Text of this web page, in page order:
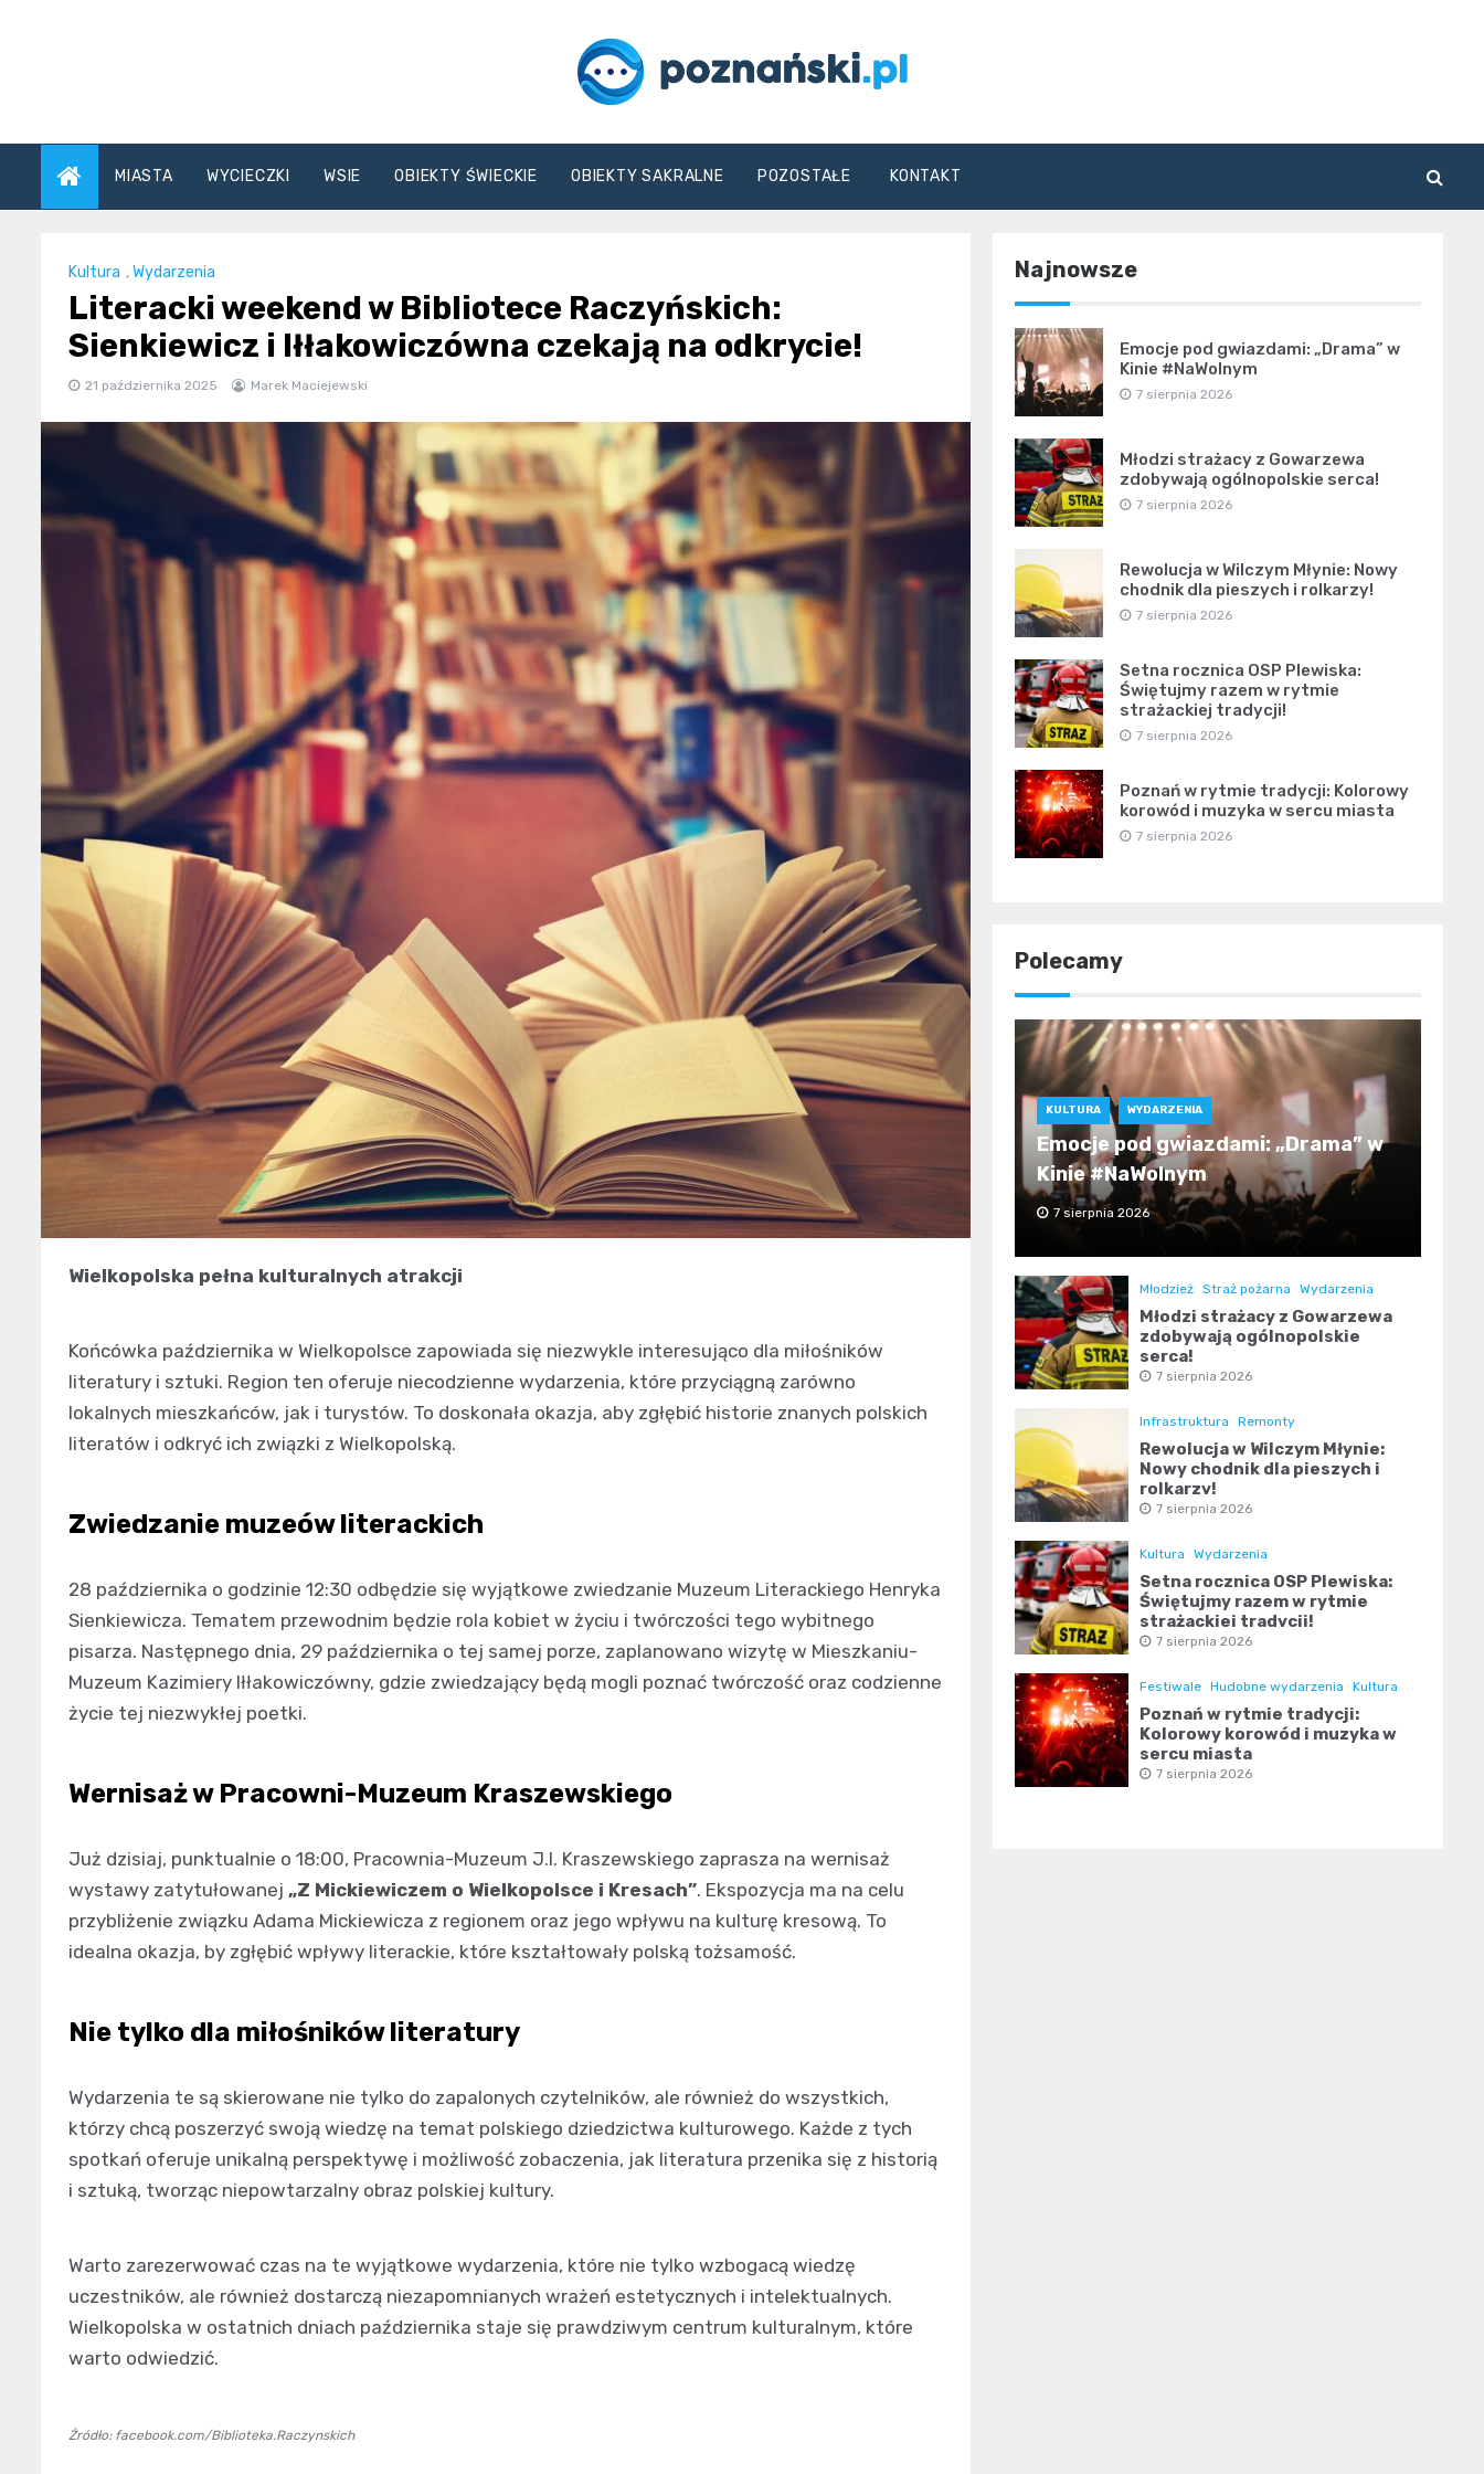
poznanski.pl
MIASTA WYCIECZKI WSIE OBIEKTY ŚWIECKIE OBIEKTY SAKRALNE POZOSTAŁE KONTAKT
Kultura ,Wydarzenia
Literacki weekend w Bibliotece Raczyńskich:
Sienkiewicz i Iłłakowiczówna czekają na odkrycie!
21 października 2025 Marek Maciejewski
Wielkopolska pełna kulturalnych atrakcji
Końcówka października w Wielkopolsce zapowiada się niezwykle interesująco dla miłośników
literatury i sztuki. Region ten oferuje niecodzienne wydarzenia, które przyciągną zarówno
lokalnych mieszkańców, jak i turystów. To doskonała okazja, aby zgłębić historie znanych polskich
literatów i odkryć ich związki z Wielkopolską.
Zwiedzanie muzeów literackich
28 października o godzinie 12:30 odbędzie się wyjątkowe zwiedzanie Muzeum Literackiego Henryka
Sienkiewicza. Tematem przewodnim będzie rola kobiet w życiu i twórczości tego wybitnego
pisarza. Następnego dnia, 29 października o tej samej porze, zaplanowano wizytę w Mieszkaniu-
Muzeum Kazimiery Iłłakowiczówny, gdzie zwiedzający będą mogli poznać twórczość oraz codzienne
życie tej niezwykłej poetki.
Wernisaż w Pracowni-Muzeum Kraszewskiego
Już dzisiaj, punktualnie o 18:00, Pracownia-Muzeum J.I. Kraszewskiego zaprasza na wernisaż
wystawy zatytułowanej „Z Mickiewiczem o Wielkopolsce i Kresach”. Ekspozycja ma na celu
przybliżenie związku Adama Mickiewicza z regionem oraz jego wpływu na kulturę kresową. To
idealna okazja, by zgłębić wpływy literackie, które kształtowały polską tożsamość.
Nie tylko dla miłośników literatury
Wydarzenia te są skierowane nie tylko do zapalonych czytelników, ale również do wszystkich,
którzy chcą poszerzyć swoją wiedzę na temat polskiego dziedzictwa kulturowego. Każde z tych
spotkań oferuje unikalną perspektywę i możliwość zobaczenia, jak literatura przenika się z historią
i sztuką, tworząc niepowtarzalny obraz polskiej kultury.
Warto zarezerwować czas na te wyjątkowe wydarzenia, które nie tylko wzbogacą wiedzę
uczestników, ale również dostarczą niezapomnianych wrażeń estetycznych i intelektualnych.
Wielkopolska w ostatnich dniach października staje się prawdziwym centrum kulturalnym, które
warto odwiedzić.
Źródło: facebook.com/Biblioteka.Raczynskich
Najnowsze
Emocje pod gwiazdami: „Drama” w
Kinie #NaWolnym
7 sierpnia 2026
Młodzi strażacy z Gowarzewa
zdobywają ogólnopolskie serca!
7 sierpnia 2026
Rewolucja w Wilczym Młynie: Nowy
chodnik dla pieszych i rolkarzy!
7 sierpnia 2026
Setna rocznica OSP Plewiska:
Świętujmy razem w rytmie
strażackiej tradycji!
7 sierpnia 2026
Poznań w rytmie tradycji: Kolorowy
korowód i muzyka w sercu miasta
7 sierpnia 2026
Polecamy
KULTURA WYDARZENIA
Emocje pod gwiazdami: „Drama” w
Kinie #NaWolnym
7 sierpnia 2026
Młodzież Straż pożarna Wydarzenia
Młodzi strażacy z Gowarzewa
zdobywają ogólnopolskie
serca!
7 sierpnia 2026
Infrastruktura Remonty
Rewolucja w Wilczym Młynie:
Nowy chodnik dla pieszych i
rolkarzy!
7 sierpnia 2026
Kultura Wydarzenia
Setna rocznica OSP Plewiska:
Świętujmy razem w rytmie
strażackiej tradycji!
7 sierpnia 2026
Festiwale Hudobne wydarzenia Kultura
Poznań w rytmie tradycji:
Kolorowy korowód i muzyka w
sercu miasta
7 sierpnia 2026